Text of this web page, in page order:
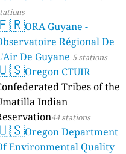
ORA Guyane -
Régional De
De Guyane 5 stations
Oregon CTUIR
Tribes of the
Indian
44 stations
Oregon Department
Environmental Quality